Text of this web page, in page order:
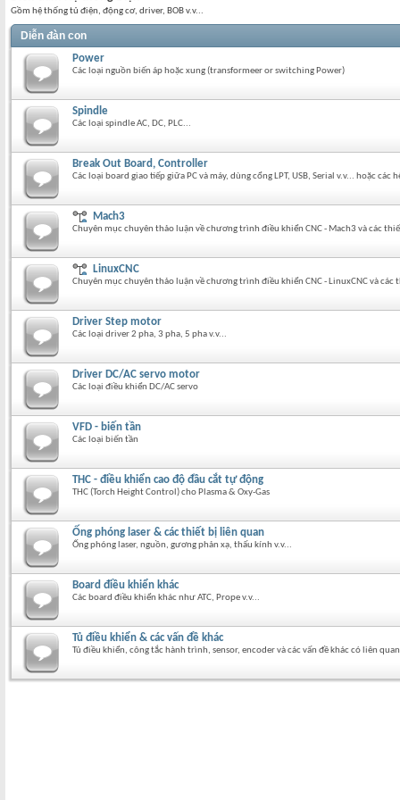
Gồm hệ thống tủ điện, động cơ, driver, BOB v.v...
Diễn đàn con
Power
Các loại nguồn biến áp hoặc xung (transformeer or switching Power)
Spindle
Các loại spindle AC, DC, PLC...
Break Out Board, Controller
Các loại board giao tiếp giữa PC và máy, dùng cổng LPT, USB, Serial v.v... hoặc các
Mach3
Chuyên mục chuyên thảo luận về chương trình điều khiển CNC - Mach3 và các
LinuxCNC
Chuyên mục chuyên thảo luận về chương trình điều khiển CNC - LinuxCNC và các
Driver Step motor
Các loại driver 2 pha, 3 pha, 5 pha v.v...
Driver DC/AC servo motor
Các loại điều khiển DC/AC servo
VFD - biến tần
Các loại biến tần
THC - điều khiển cao độ đầu cắt tự động
THC (Torch Height Control) cho Plasma & Oxy-Gas
Ống phóng laser & các thiết bị liên quan
Ống phóng laser, nguồn, gương phản xạ, thấu kính v.v...
Board điều khiển khác
Các board điều khiển khác như ATC, Prope v.v...
Tủ điều khiển & các vấn đề khác
Tủ điều khiển, công tắc hành trình, sensor, encoder và các vấn đề khác có liên